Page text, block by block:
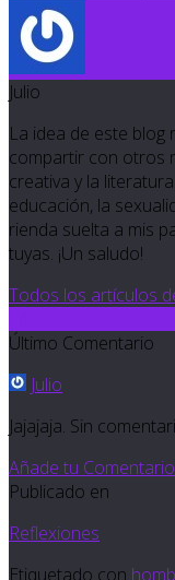
Julio
La idea de este blog
compartir con otros
creativa y la
educación, la
rienda suelta a mis
tuyas. ¡Un saludo!
Todos los artículos
Último Comentario
Julio
Jajajaja. Sin
Añade tu Comentario
Publicado en
Reflexiones
Etiquetado con